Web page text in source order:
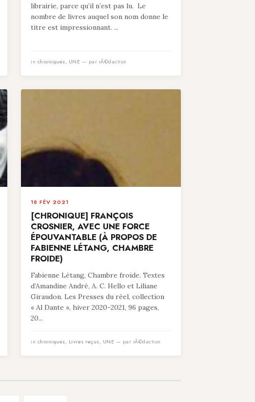
librairie, parce qu’il n’est pas lu. Le
nombre de livres auquel son nom donne le
titre est impressionnant. ...
in chroniques, UNE — par rÃ©daction
18 FÉV 2021
[CHRONIQUE] FRANÇOIS
CROSNIER, AVEC UNE FORCE
ÉPOUVANTABLE (À PROPOS DE
FABIENNE LÉTANG, CHAMBRE
FROIDE)
Fabienne Létang, Chambre froide. Textes
d’Amandine André, A. C. Hello et Liliane
Giraudon. Les Presses du réel, collection
« Al Dante », hiver 2020-2021, 96 pages,
20...
in chroniques, Livres reçus, UNE — par rÃ©daction